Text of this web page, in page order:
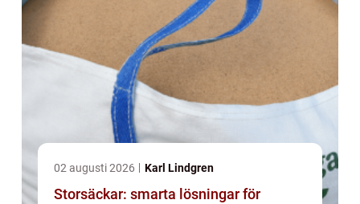
02 augusti 2026 Karl Lindgren
Storsäckar: smarta lösningar för